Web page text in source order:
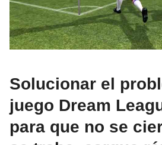
Solucionar el
juego Dream
para que no se